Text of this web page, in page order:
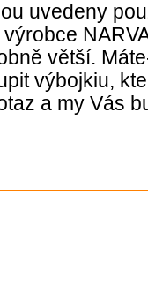
uvedeny
větší.
výbojkiu,
a my Vás